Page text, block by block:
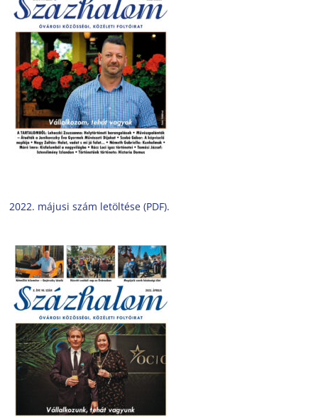
2022. májusi szám letöltése (PDF).